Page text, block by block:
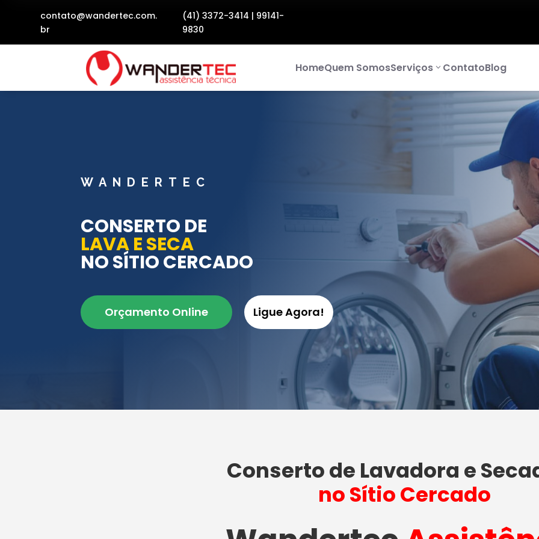
contato@wandertec.com.
br
(41) 3372-3414 | 99141-
9830
HomeQuem SomosServiços ContatoBlog
WANDERTEC
CONSERTO DE
LAVA E SECA
NO SÍTIO CERCADO
Orçamento Online Ligue Agora!
Conserto de Lavadora e
no Sítio Cercado